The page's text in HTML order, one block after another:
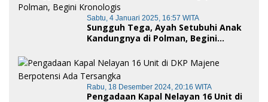
Sabtu, 4 Januari 2025, 16:57 WITA
Sungguh Tega, Ayah Setubuhi Anak
Kandungnya di Polman, Begini
Rabu, 18 Desember 2024, 20:16 WITA
Pengadaan Kapal Nelayan 16 Unit di